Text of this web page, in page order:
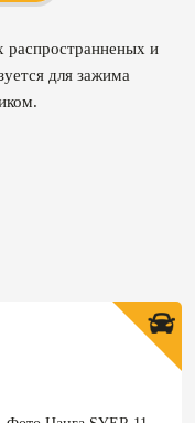
распространненых и
для зажима